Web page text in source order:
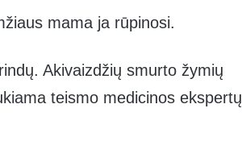
mama ja rūpinosi.
Akivaizdžių smurto žymių
teismo medicinos ekspertų